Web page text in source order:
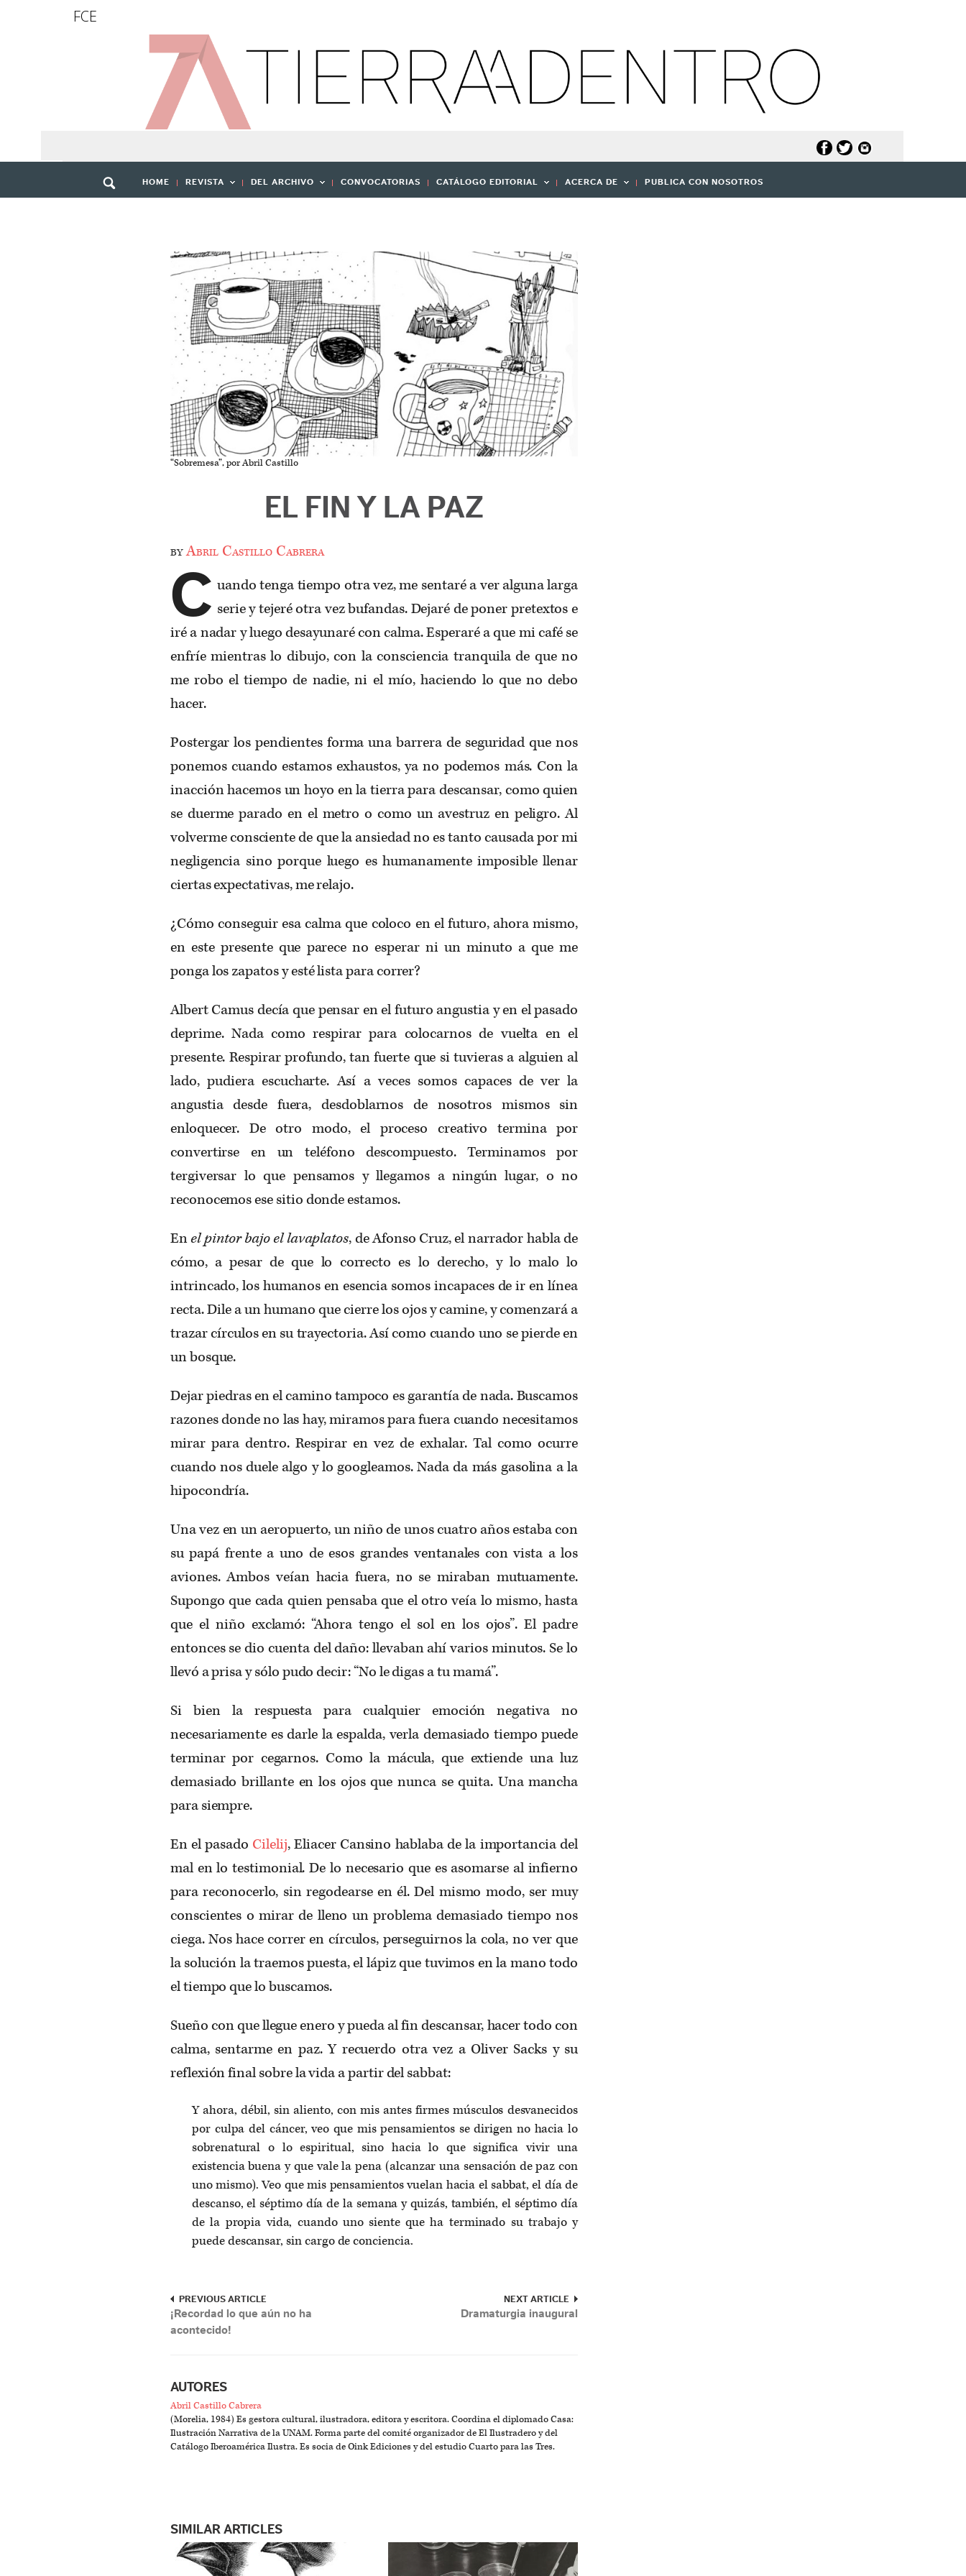
FCE
HOME REVISTA DEL ARCHIVO CONVOCATORIAS CATÁLOGO EDITORIAL ACERCA DE PUBLICA CON NOSOTROS
“Sobremesa”, por Abril Castillo
EL FIN Y LA PAZ
byAbril Castillo Cabrera
C uando tenga tiempo otra vez, me sentaré a ver alguna larga
serie y tejeré otra vez bufandas. Dejaré de poner pretextos e
iré a nadar y luego desayunaré con calma. Esperaré a que mi café se
enfríe mientras lo dibujo, con la consciencia tranquila de que no
me robo el tiempo de nadie, ni el mío, haciendo lo que no debo
hacer.
Postergar los pendientes forma una barrera de seguridad que nos
ponemos cuando estamos exhaustos, ya no podemos más. Con la
inacción hacemos un hoyo en la tierra para descansar, como quien
se duerme parado en el metro o como un avestruz en peligro. Al
volverme consciente de que la ansiedad no es tanto causada por mi
negligencia sino porque luego es humanamente imposible llenar
ciertas expectativas, me relajo.
¿Cómo conseguir esa calma que coloco en el futuro, ahora mismo,
en este presente que parece no esperar ni un minuto a que me
ponga los zapatos y esté lista para correr?
Albert Camus decía que pensar en el futuro angustia y en el pasado
deprime. Nada como respirar para colocarnos de vuelta en el
presente. Respirar profundo, tan fuerte que si tuvieras a alguien al
lado, pudiera escucharte. Así a veces somos capaces de ver la
angustia desde fuera, desdoblarnos de nosotros mismos sin
enloquecer. De otro modo, el proceso creativo termina por
convertirse en un teléfono descompuesto. Terminamos por
tergiversar lo que pensamos y llegamos a ningún lugar, o no
reconocemos ese sitio donde estamos.
Enel pintor bajo el lavaplatos, de Afonso Cruz, el narrador habla de
cómo, a pesar de que lo correcto es lo derecho, y lo malo lo
intrincado, los humanos en esencia somos incapaces de ir en línea
recta. Dile a un humano que cierre los ojos y camine, y comenzará a
trazar círculos en su trayectoria. Así como cuando uno se pierde en
un bosque.
Dejar piedras en el camino tampoco es garantía de nada. Buscamos
razones donde no las hay, miramos para fuera cuando necesitamos
mirar para dentro. Respirar en vez de exhalar. Tal como ocurre
cuando nos duele algo y lo googleamos. Nada da más gasolina a la
hipocondría.
Una vez en un aeropuerto, un niño de unos cuatro años estaba con
su papá frente a uno de esos grandes ventanales con vista a los
aviones. Ambos veían hacia fuera, no se miraban mutuamente.
Supongo que cada quien pensaba que el otro veía lo mismo, hasta
que el niño exclamó: “Ahora tengo el sol en los ojos”. El padre
entonces se dio cuenta del daño: llevaban ahí varios minutos. Se lo
llevó a prisa y sólo pudo decir: “No le digas a tu mamá”.
Si bien la respuesta para cualquier emoción negativa no
necesariamente es darle la espalda, verla demasiado tiempo puede
terminar por cegarnos. Como la mácula, que extiende una luz
demasiado brillante en los ojos que nunca se quita. Una mancha
para siempre.
En el pasado Cilelij, Eliacer Cansino hablaba de la importancia del
mal en lo testimonial. De lo necesario que es asomarse al infierno
para reconocerlo, sin regodearse en él. Del mismo modo, ser muy
conscientes o mirar de lleno un problema demasiado tiempo nos
ciega. Nos hace correr en círculos, perseguirnos la cola, no ver que
la solución la traemos puesta, el lápiz que tuvimos en la mano todo
el tiempo que lo buscamos.
Sueño con que llegue enero y pueda al fin descansar, hacer todo con
calma, sentarme en paz. Y recuerdo otra vez a Oliver Sacks y su
reflexión final sobre la vida a partir del sabbat:
Y ahora, débil, sin aliento, con mis antes firmes músculos desvanecidos
por culpa del cáncer, veo que mis pensamientos se dirigen no hacia lo
sobrenatural o lo espiritual, sino hacia lo que significa vivir una
existencia buena y que vale la pena (alcanzar una sensación de paz con
uno mismo). Veo que mis pensamientos vuelan hacia el sabbat, el día de
descanso, el séptimo día de la semana y quizás, también, el séptimo día
de la propia vida, cuando uno siente que ha terminado su trabajo y
puede descansar, sin cargo de conciencia.
PREVIOUS ARTICLE
¡Recordad lo que aún no ha
acontecido!
NEXT ARTICLE
Dramaturgia inaugural
AUTORES
Abril Castillo Cabrera
(Morelia, 1984) Es gestora cultural, ilustradora, editora y escritora. Coordina el diplomado Casa:
Ilustración Narrativa de la UNAM. Forma parte del comité organizador de El Ilustradero y del
Catálogo Iberoamérica Ilustra. Es socia de Oink Ediciones y del estudio Cuarto para las Tres.
SIMILAR ARTICLES